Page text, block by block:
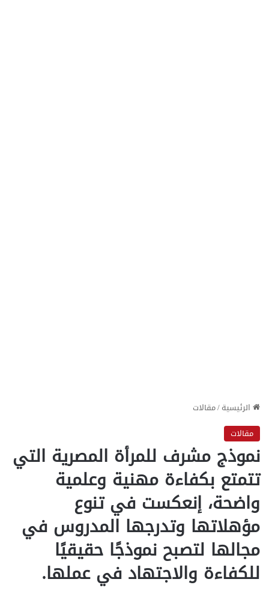
الرئيسية/مقالات
مقالات
نموذج مشرف للمرأة المصرية التي
تتمتع بكفاءة مهنية وعلمية
واضحة، إنعكست في تنوع
مؤهلاتها وتدرجها المدروس في
مجالها لتصبح نموذجًا حقيقيًا
للكفاءة والاجتهاد في عملها.